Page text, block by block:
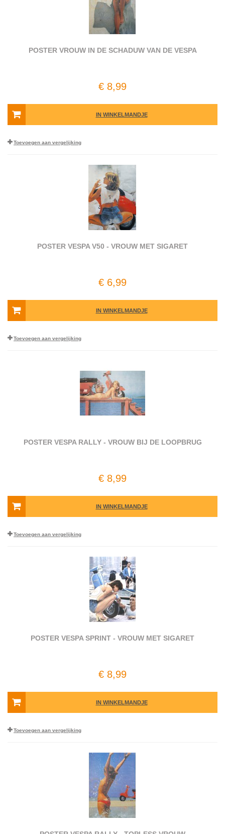
POSTER VROUW IN DE SCHADUW VAN DE VESPA
€ 8,99
IN WINKELMANDJE
Toevoegen aan vergelijking
POSTER VESPA V50 - VROUW MET SIGARET
€ 6,99
IN WINKELMANDJE
Toevoegen aan vergelijking
POSTER VESPA RALLY - VROUW BIJ DE LOOPBRUG
€ 8,99
IN WINKELMANDJE
Toevoegen aan vergelijking
POSTER VESPA SPRINT - VROUW MET SIGARET
€ 8,99
IN WINKELMANDJE
Toevoegen aan vergelijking